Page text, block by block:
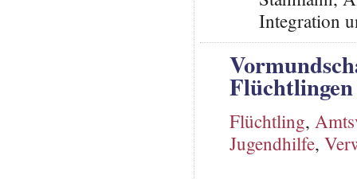
Integration
Flüchtlingen
Flüchtling,
Jugendhilfe,